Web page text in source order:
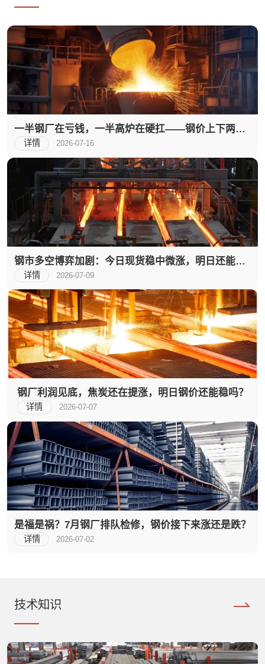
一半钢厂在亏钱，一半高炉在硬扛——钢价上下两
难，现在是采购机会吗？
详情 2026-07-16
钢市多空博弈加剧：今日现货稳中微涨，明日还能涨
吗？
详情 2026-07-09
钢厂利润见底，焦炭还在提涨，明日钢价还能稳吗？
详情 2026-07-07
是福是祸？7月钢厂排队检修，钢价接下来涨还是跌？
详情 2026-07-02
技术知识